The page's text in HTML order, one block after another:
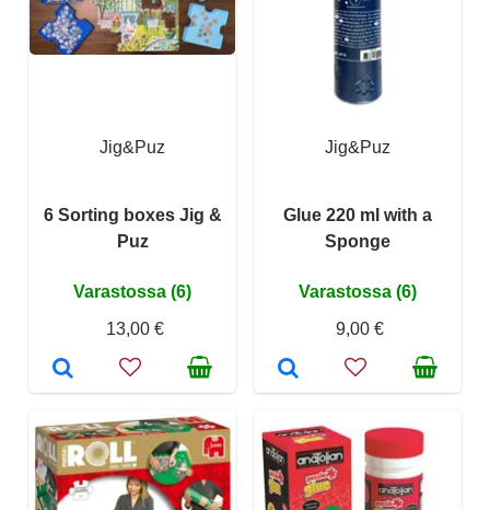
Jig&Puz
6 Sorting boxes Jig &
Puz
Varastossa (6)
13,00 €
Jig&Puz
Glue 220 ml with a
Sponge
Varastossa (6)
9,00 €